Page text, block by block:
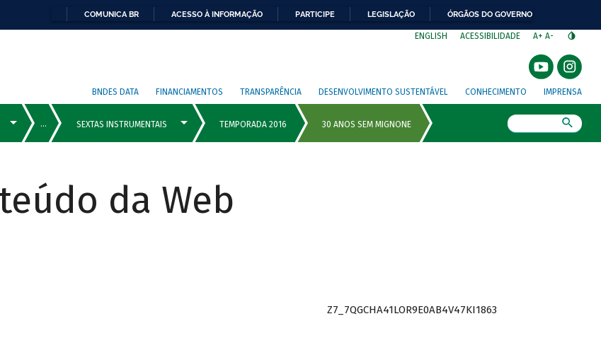
COMUNICA BR ACESSO À INFORMAÇÃO PARTICIPE LEGISLAÇÃO ÓRGÃOS DO GOVERNO
ENGLISH ACESSIBILIDADE A+ A-
BNDES DATA FINANCIAMENTOS TRANSPARÊNCIA DESENVOLVIMENTO SUSTENTÁVEL CONHECIMENTO IMPRENSA
da Web
Z7_7QGCHA41LOR9E0AB4V47KI1863